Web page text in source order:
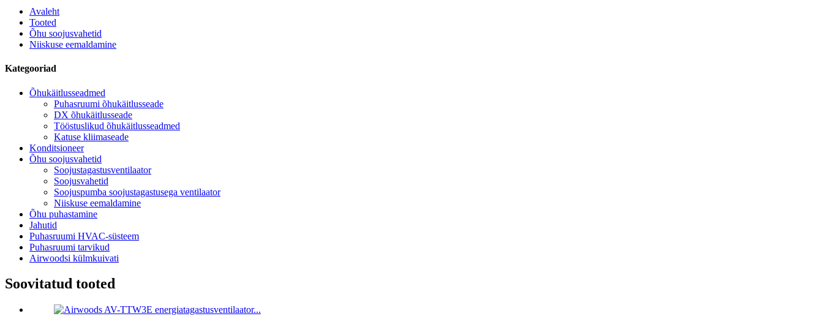
Avaleht
Tooted
Õhu soojusvahetid
Niiskuse eemaldamine
Kategooriad
Õhukäitlusseadmed
Puhasruumi õhukäitlusseade
DX õhukäitlusseade
Tööstuslikud õhukäitlusseadmed
Katuse kliimaseade
Konditsioneer
Õhu soojusvahetid
Soojustagastusventilaator
Soojusvahetid
Soojuspumba soojustagastusega ventilaator
Niiskuse eemaldamine
Õhu puhastamine
Jahutid
Puhasruumi HVAC-süsteem
Puhasruumi tarvikud
Airwoodsi külmkuivati
Soovitatud tooted